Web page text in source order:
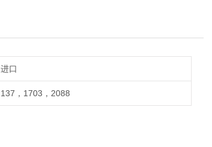
进口
137，1703，2088